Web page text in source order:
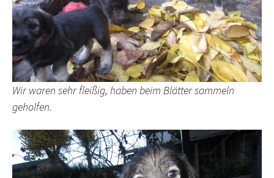
Wir waren sehr fleißig, haben beim Blätter sammeln
geholfen.